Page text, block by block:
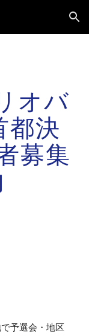
Skip to navigation
オバ
都決
募集
予選会・地区